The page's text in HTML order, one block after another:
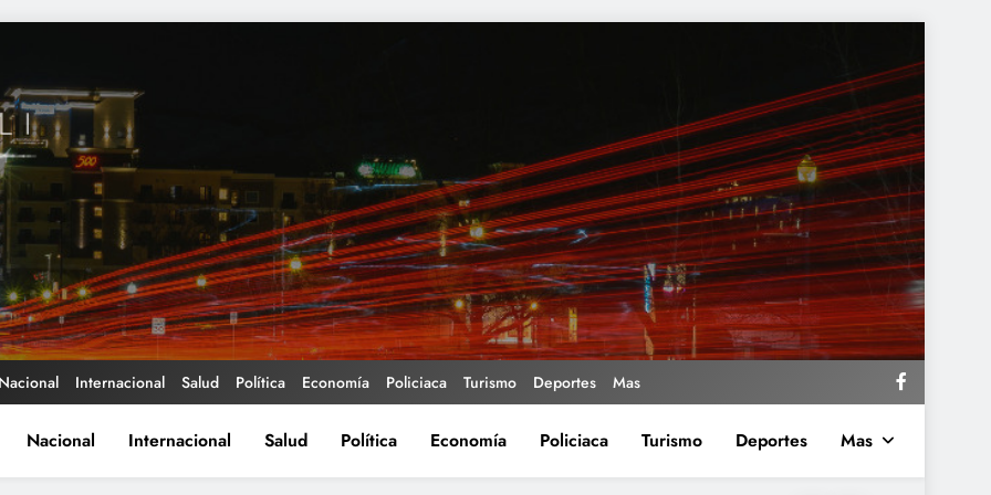
Nacional Internacional Salud Política Economía Policiaca Turismo Deportes Mas
Nacional Internacional Salud Política Economía Policiaca Turismo Deportes Mas